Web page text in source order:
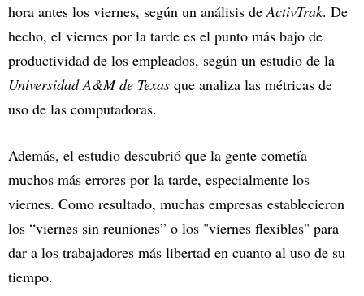
hora antes los viernes, según un análisis de ActivTrak. De
hecho, el viernes por la tarde es el punto más bajo de
productividad de los empleados, según un estudio de la
Universidad A&M de Texas que analiza las métricas de
uso de las computadoras.
Además, el estudio descubrió que la gente cometía
muchos más errores por la tarde, especialmente los
viernes. Como resultado, muchas empresas establecieron
los “viernes sin reuniones” o los "viernes flexibles" para
dar a los trabajadores más libertad en cuanto al uso de su
tiempo.